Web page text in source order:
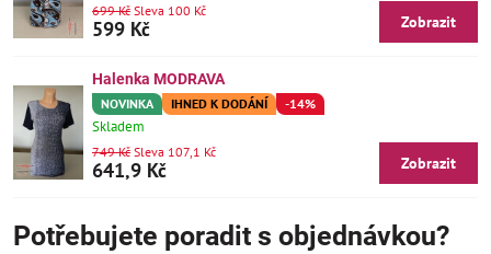
599 Kč
699 Kč Sleva 100 Kč
Zobrazit
Halenka MODRAVA
NOVINKA IHNED K DODÁNÍ -14%
Skladem
641,9 Kč
749 Kč Sleva 107,1 Kč
Zobrazit
Potřebujete poradit s objednávkou?